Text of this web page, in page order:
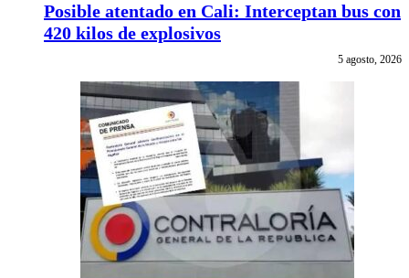
Posible atentado en Cali: Interceptan bus con
420 kilos de explosivos
5 agosto, 2026